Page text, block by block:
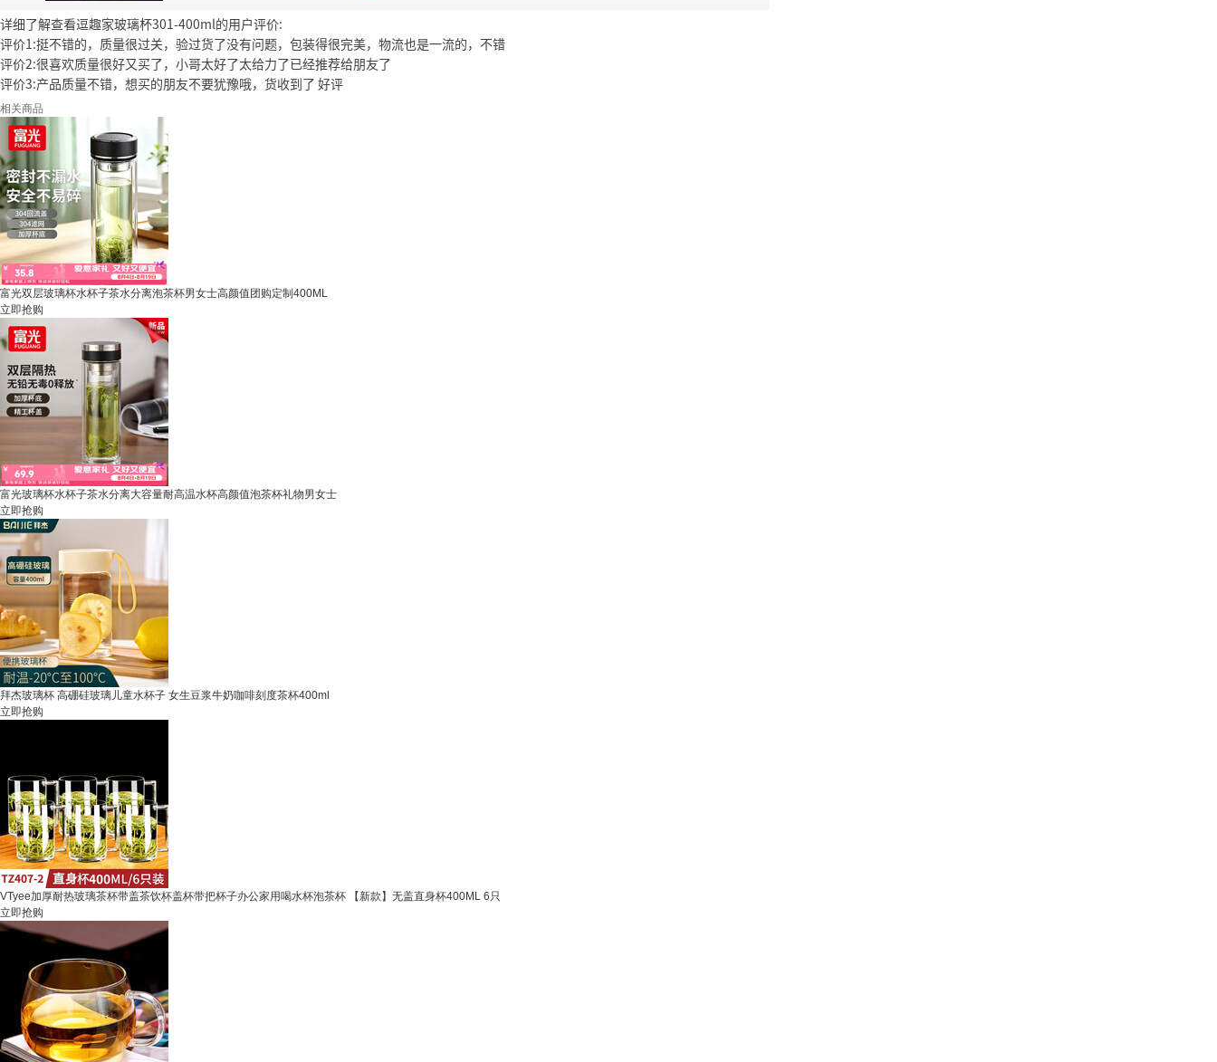
详细了解查看逗趣家玻璃杯301-400ml的用户评价:
评价1:挺不错的，质量很过关，验过货了没有问题，包装得很完美，物流也是一流的，不错
评价2:很喜欢质量很好又买了，小哥太好了太给力了已经推荐给朋友了
评价3:产品质量不错，想买的朋友不要犹豫哦，货收到了 好评
相关商品
富光双层玻璃杯水杯子茶水分离泡茶杯男女士高颜值团购定制400ML
立即抢购
富光玻璃杯水杯子茶水分离大容量耐高温水杯高颜值泡茶杯礼物男女士
立即抢购
拜杰玻璃杯 高硼硅玻璃儿童水杯子 女生豆浆牛奶咖啡刻度茶杯400ml
立即抢购
VTyee加厚耐热玻璃茶杯带盖茶饮杯盖杯带把杯子办公家用喝水杯泡茶杯 【新款】无盖直身杯400ML 6只
立即抢购